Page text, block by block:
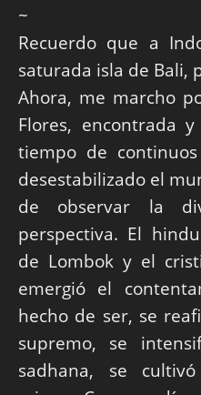
~
Recuerdo que a
saturada isla de Bali,
Ahora, me marcho
Flores, encontrada
tiempo de
desestabilizado el
de observar la
perspectiva. El
de Lombok y el
emergió el
hecho de ser, se
supremo, se
sadhana, se